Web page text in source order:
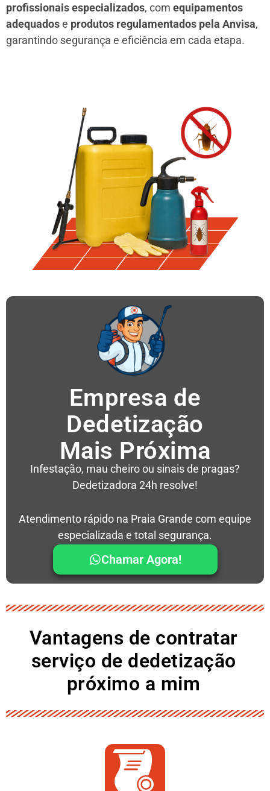
profissionais especializados, com equipamentos
adequadose produtos regulamentados pela Anvisa,
garantindo segurança e eficiência em cada etapa.
Empresa de
Dedetização
Mais Próxima
Infestação, mau cheiro ou sinais de pragas?
Dedetizadora 24h resolve!
Atendimento rápido na Praia Grande com equipe
especializada e total segurança.
Chamar Agora!
Vantagens de contratar
serviço de dedetização
próximo a mim